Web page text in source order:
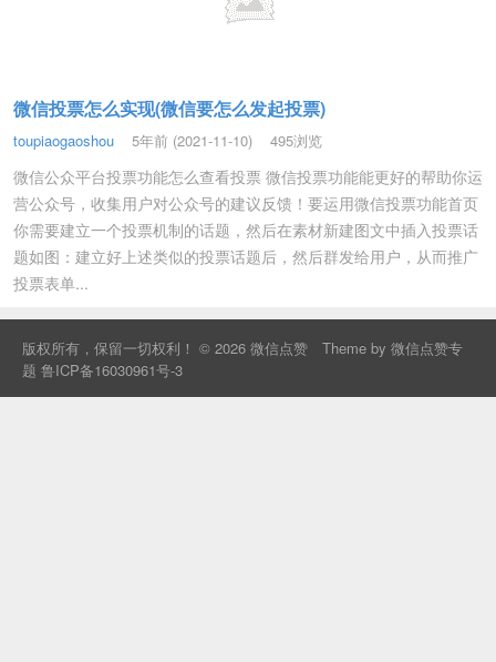
微信投票怎么实现(微信要怎么发起投票)
toupiaogaoshou 5年前 (2021-11-10) 495浏览
微信公众平台投票功能怎么查看投票 微信投票功能能更好的帮助你运
营公众号，收集用户对公众号的建议反馈！要运用微信投票功能首页
你需要建立一个投票机制的话题，然后在素材新建图文中插入投票话
题如图：建立好上述类似的投票话题后，然后群发给用户，从而推广
投票表单...
版权所有，保留一切权利！ © 2026 微信点赞 Theme by 微信点赞专
题 鲁ICP备16030961号-3